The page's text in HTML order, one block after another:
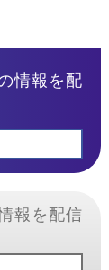
情報を配
報を配信